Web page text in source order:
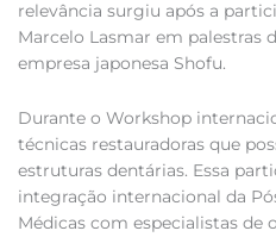
relevância surgiu após a
Marcelo Lasmar em palestras
empresa japonesa Shofu.
Durante o Workshop
técnicas restauradoras que
estruturas dentárias. Essa
integração internacional da
Médicas com especialistas de